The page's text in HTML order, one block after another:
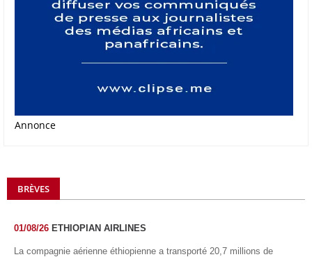
Annonce
BRÈVES
01/08/26 ETHIOPIAN AIRLINES
La compagnie aérienne éthiopienne a transporté 20,7 millions de